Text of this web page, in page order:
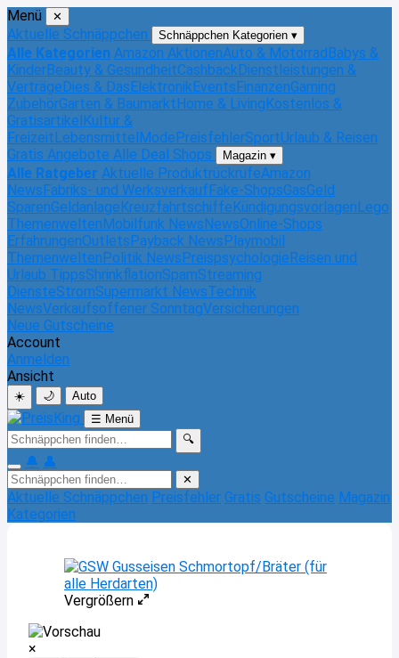
Menü ✕
Aktuelle Schnäppchen Schnäppchen Kategorien ▾
Alle Kategorien Amazon AktionenAuto & MotorradBabys &
KinderBeauty & GesundheitCashbackDienstleistungen &
VerträgeDies & DasElektronikEventsFinanzenGaming
ZubehörGarten & BaumarktHome & LivingKostenlos &
GratisartikelKultur &
FreizeitLebensmittelModePreisfehlerSportUrlaub & Reisen
Gratis Angebote Alle Deal Shops Magazin ▾
Alle Ratgeber Aktuelle ProduktrückrufeAmazon
NewsFabriks- und WerksverkaufFake-ShopsGasGeld
SparenGeldanlageKreuzfahrtschiffeKündigungsvorlagenLego
ThemenweltenMobilfunk NewsNewsOnline-Shops
ErfahrungenOutletsPayback NewsPlaymobil
ThemenweltenPolitik NewsPreispsychologieReisen und
Urlaub TippsShrinkflationSpamStreaming
DiensteStromSupermarkt NewsTechnik
NewsVerkaufsoffener SonntagVersicherungen
Neue Gutscheine
Account
Anmelden
Ansicht
☀️ 🌙
Auto
☰ Menü
🔍
🔔 👤
✕
Aktuelle Schnäppchen Preisfehler Gratis Gutscheine Magazin
Kategorien
Vergrößern
×